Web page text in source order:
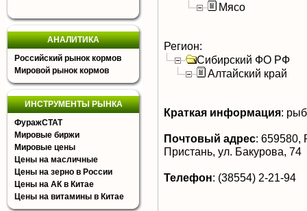
АНАЛИТИКА
Российский рынок кормов
Мировой рынок кормов
ИНСТРУМЕНТЫ РЫНКА
ФуражСТАТ
Мировые биржи
Мировые цены
Цены на масличные
Цены на зерно в России
Цены на АК в Китае
Цены на витамины в Китае
Мясо
Регион:
Сибирский ФО РФ
Алтайский край
Краткая информация:
Почтовый адрес: 659580,
Пристань, ул. Бакурова, 74
Телефон: (38554) 2-21-94